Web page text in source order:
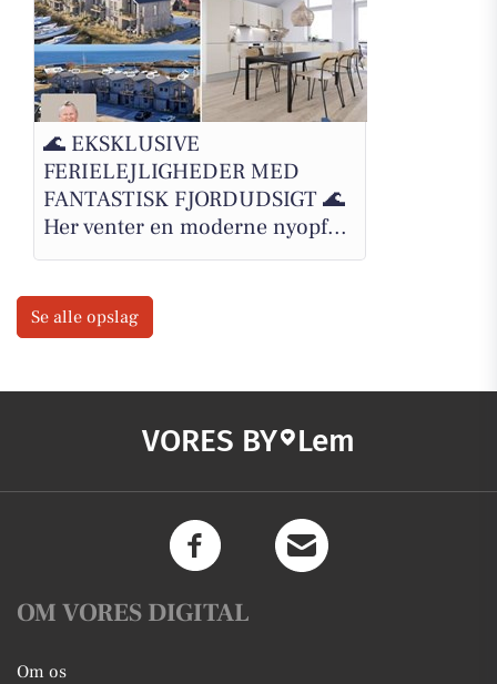
🌊 EKSKLUSIVE
FERIELEJLIGHEDER MED
FANTASTISK FJORDUDSIGT 🌊
Her venter en moderne nyopf...
Se alle opslag
VORES BY Lem
OM VORES DIGITAL
Om os